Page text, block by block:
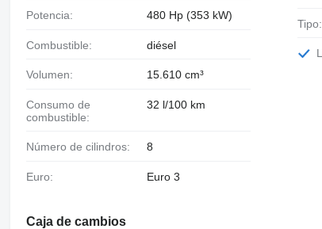
Potencia: 480 Hp (353 kW)
Combustible: diésel
Volumen: 15.610 cm³
Consumo de
combustible:
32 l/100 km
Número de cilindros: 8
Euro: Euro 3
Caja de cambios
Tipo: